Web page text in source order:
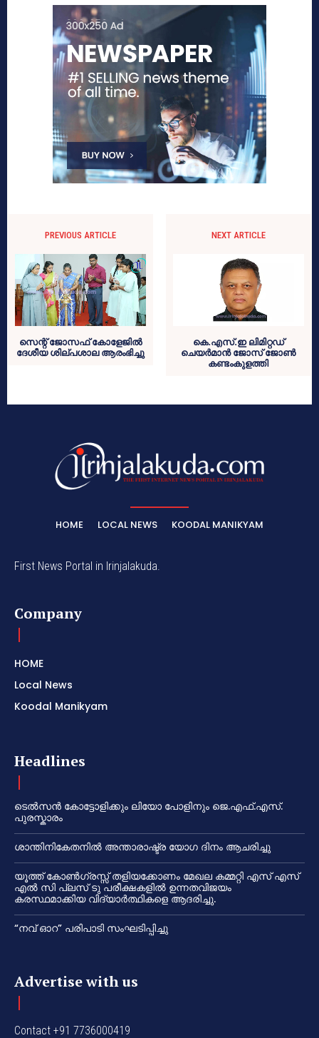
PREVIOUS ARTICLE
സെന്റ് ജോസഫ് കോളേജില്‍
ദേശീയ ശില്പശാല ആരംഭിച്ചു
NEXT ARTICLE
കെ.എസ്.ഇ ലിമിറ്റഡ്
ചെയര്‍മാന്‍ ജോസ് ജോണ്‍
കണ്ടംകുളത്തി
HOME LOCAL NEWS KOODAL MANIKYAM
First News Portal in Irinjalakuda.
Company
HOME
Local News
Koodal Manikyam
Headlines
ടെൽസൻ കോട്ടോളിക്കും ലിയോ പോളിനും ജെ.എഫ്.എസ്.
പുരസ്കാരം
ശാന്തിനികേതനിൽ അന്താരാഷ്ട്ര യോഗ ദിനം ആചരിച്ചു
യൂത്ത് കോൺഗ്രസ്സ് തളിയക്കോണം മേഖല കമ്മറ്റി എസ് എസ്
എൽ സി പ്ലസ് ടു പരീക്ഷകളിൽ ഉന്നതവിജയം
കരസ്ഥമാക്കിയ വിദ്യാർത്ഥികളെ ആദരിച്ചു.
“നവ് ഓറ” പരിപാടി സംഘടിപ്പിച്ചു
Advertise with us
Contact +91 7736000419